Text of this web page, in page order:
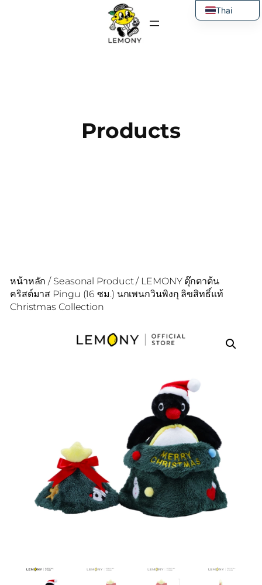
Products
หน้าหลัก / Seasonal Product/ LEMONY ตุ๊กตาต้น
คริสต์มาส Pingu (16 ซม.) นกเพนกวินพิงกุ ลิขสิทธิ์แท้
Christmas Collection
Thai